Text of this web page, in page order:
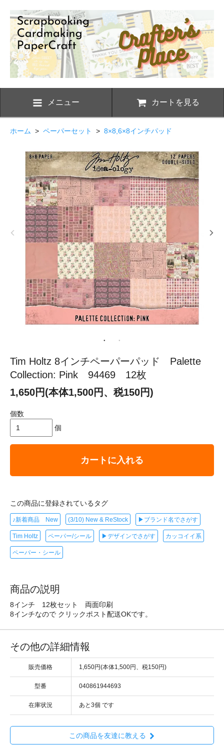
メニュー カートを見る
ホーム > ペーパーセット > 8×8,6×8インチパッド
Tim Holtz 8インチペーパーパッド Palette
Collection: Pink 94469 12枚
1,650円(本体1,500円、税150円)
個数
個
カートに入れる
この商品に登録されているタグ
♪新着商品 New (3/10) New & ReStock ▶ブランド名でさがす
Tim Holtz ペーパー/シール ▶デザインでさがす カッコイイ系
ペーパー・シール
商品の説明
8インチ 12枚セット 両面印刷
8インチなので クリックポスト配送OKです。
その他の詳細情報
販売価格 1,650円(本体1,500円、税150円)
型番 040861944693
在庫状況 あと3個 です
この商品を友達に教える